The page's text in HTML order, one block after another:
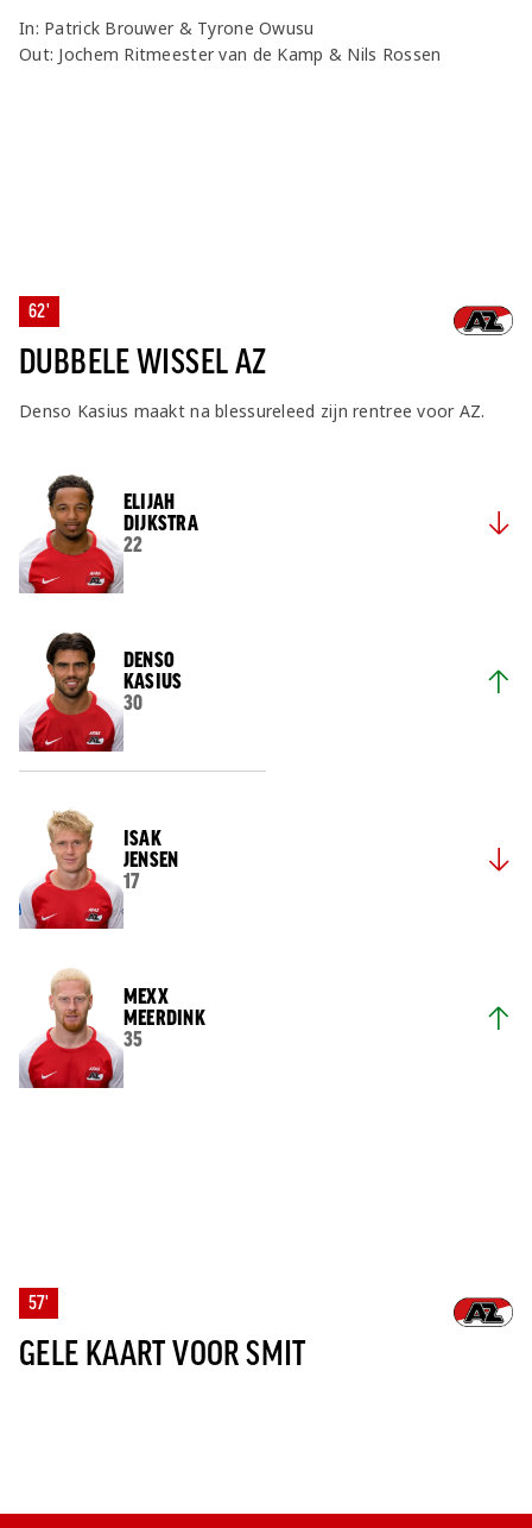
In: Patrick Brouwer & Tyrone Owusu
Out: Jochem Ritmeester van de Kamp & Nils Rossen
62'
DUBBELE WISSEL AZ
Denso Kasius maakt na blessureleed zijn rentree voor AZ.
ELIJAH
DIJKSTRA
22
DENSO
KASIUS
30
ISAK
JENSEN
17
MEXX
MEERDINK
35
57'
GELE KAART VOOR SMIT